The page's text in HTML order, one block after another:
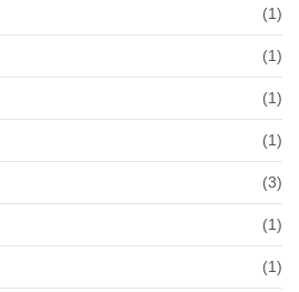
(1)
(1)
(1)
(1)
(3)
(1)
(1)